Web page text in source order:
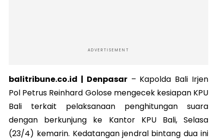
ADVERTISEMENT
balitribune.co.id | Denpasar– Kapolda Bali Irjen
Pol Petrus Reinhard Golose mengecek kesiapan KPU
Bali terkait pelaksanaan penghitungan suara
dengan berkunjung ke Kantor KPU Bali, Selasa
(23/4) kemarin. Kedatangan jendral bintang dua ini